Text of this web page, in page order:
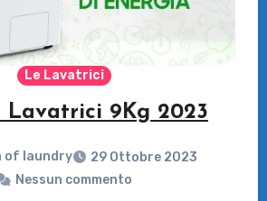
Le Lavatrici
Lavatrici 9Kg 2023
of laundry
29 Ottobre 2023
Nessun commento